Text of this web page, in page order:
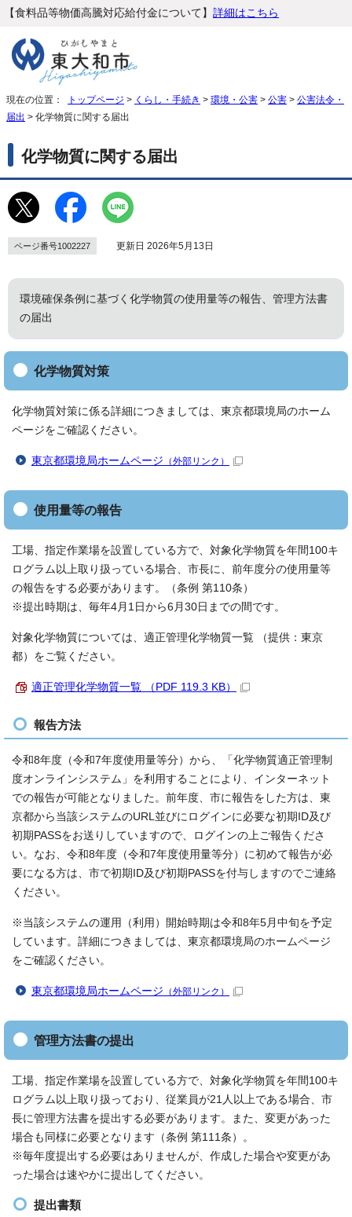
【食料品等物価高騰対応給付金について】 詳細はこちら
現在の位置： トップページ > くらし・手続き > 環境・公害 > 公害 > 公害法令・
届出 > 化学物質に関する届出
化学物質に関する届出
ページ番号1002227 更新日 2026年5月13日
環境確保条例に基づく化学物質の使用量等の報告、管理方法書
の届出
化学物質対策
化学物質対策に係る詳細につきましては、東京都環境局のホーム
ページをご確認ください。
東京都環境局ホームページ （外部リンク）
使用量等の報告
工場、指定作業場を設置している方で、対象化学物質を年間100キ
ログラム以上取り扱っている場合、市長に、前年度分の使用量等
の報告をする必要があります。（条例 第110条）
※提出時期は、毎年4月1日から6月30日までの間です。
対象化学物質については、適正管理化学物質一覧 （提供：東京
都）をご覧ください。
適正管理化学物質一覧 （PDF 119.3 KB）
報告方法
令和8年度（令和7年度使用量等分）から、「化学物質適正管理制
度オンラインシステム」を利用することにより、インターネット
での報告が可能となりました。前年度、市に報告をした方は、東
京都から当該システムのURL並びにログインに必要な初期ID及び
初期PASSをお送りしていますので、ログインの上ご報告くださ
い。なお、令和8年度（令和7年度使用量等分）に初めて報告が必
要になる方は、市で初期ID及び初期PASSを付与しますのでご連絡
ください。
※当該システムの運用（利用）開始時期は令和8年5月中旬を予定
しています。詳細につきましては、東京都環境局のホームページ
をご確認ください。
東京都環境局ホームページ （外部リンク）
管理方法書の提出
工場、指定作業場を設置している方で、対象化学物質を年間100キ
ログラム以上取り扱っており、従業員が21人以上である場合、市
長に管理方法書を提出する必要があります。また、変更があった
場合も同様に必要となります（条例 第111条）。
※毎年度提出する必要はありませんが、作成した場合や変更があ
った場合は速やかに提出してください。
提出書類